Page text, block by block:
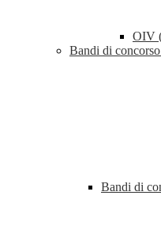
OIV
Bandi di concorso
Bandi di